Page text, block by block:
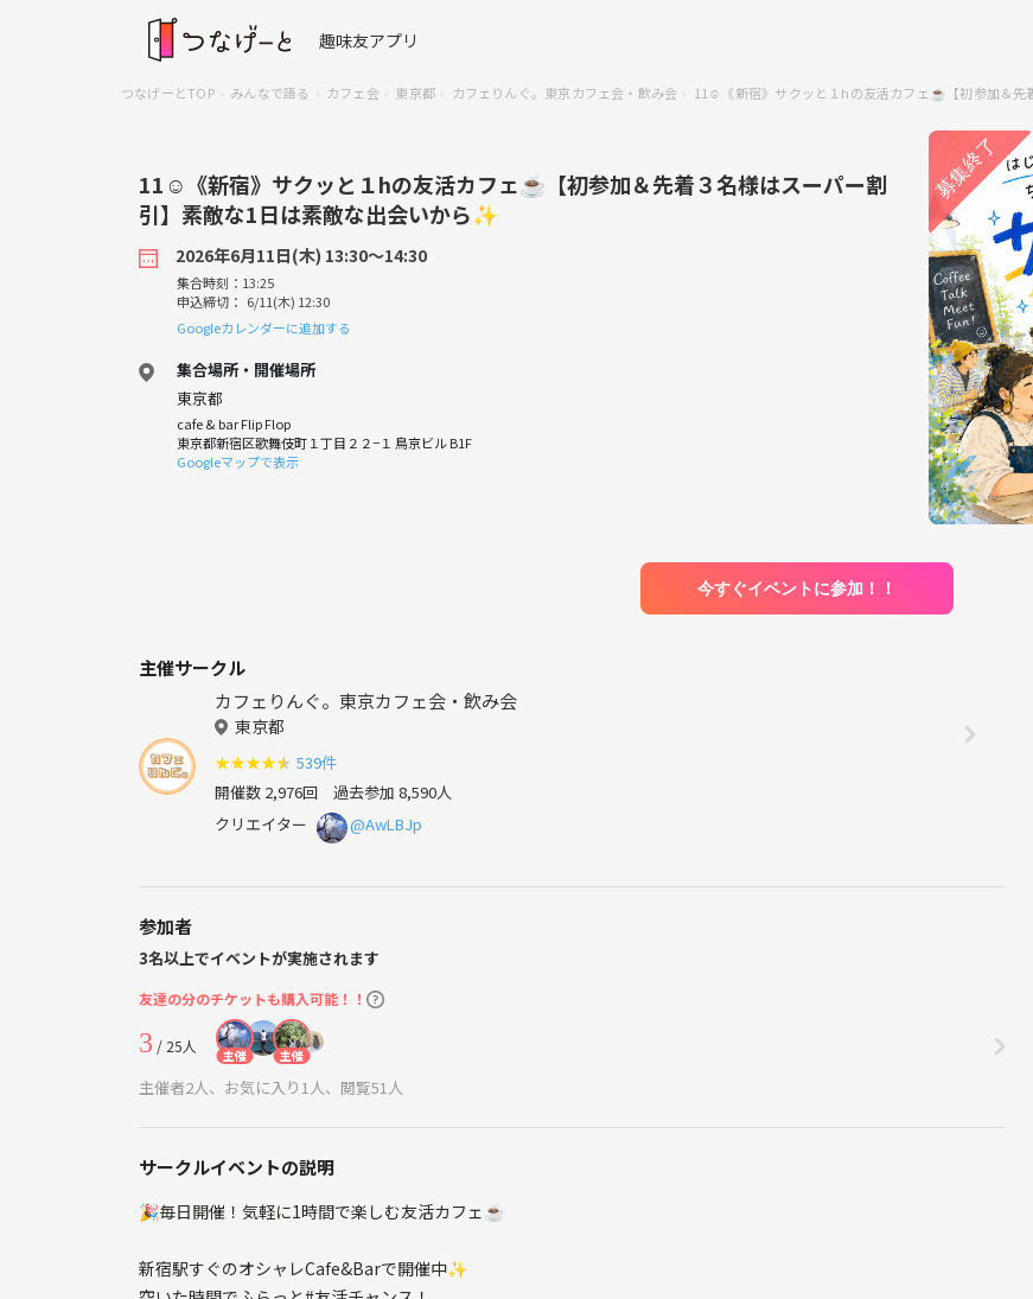
趣味友アプリ
つなげーとTOP みんなで語る カフェ会 東京都 カフェりんぐ。東京カフェ会・飲み会 11☺️《新宿》サクッと１hの友活カフェ☕️【初参加＆先
11☺️《新宿》サクッと１hの友活カフェ☕️【初参加＆先着３名様はスーパー割
引】素敵な1日は素敵な出会いから✨
2026年6月11日(木) 13:30〜14:30
集合時刻：13:25
申込締切： 6/11(木) 12:30
Googleカレンダーに追加する
集合場所・開催場所
東京都
cafe & bar Flip Flop
東京都新宿区歌舞伎町１丁目２２−１ 鳥京ビル B1F
Googleマップで表示
今すぐイベントに参加！！
主催サークル
カフェりんぐ。東京カフェ会・飲み会
東京都
★★★★★ 539件
開催数 2,976回 過去参加 8,590人
クリエイター
@AwLBJp
参加者
3名以上でイベントが実施されます
友達の分のチケットも購入可能！！
3 / 25人 主催 主催
主催者2人、お気に入り1人、閲覧51人
サークルイベントの説明
🎉毎日開催！気軽に1時間で楽しむ友活カフェ☕️
新宿駅すぐのオシャレCafe&Barで開催中✨